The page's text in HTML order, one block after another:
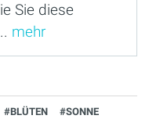
Sie diese
mehr
#BLÜTEN
#SONNE